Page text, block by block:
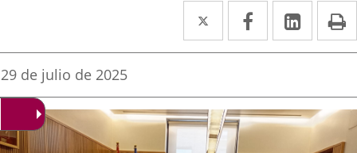
Twitter
Enlace
a
aplicación
externa.
Facebook
Enlace
a
aplicación
externa.
Enlace
a
Fecha
la
noticia
29 de julio de 2025